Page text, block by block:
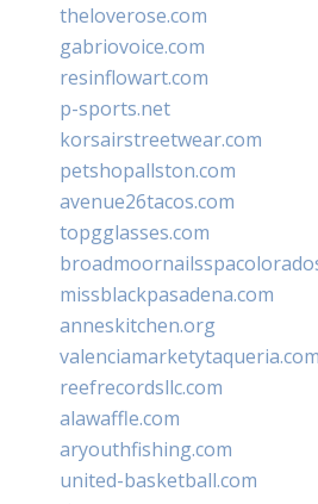
theloverose.com
gabriovoice.com
resinflowart.com
p-sports.net
korsairstreetwear.com
petshopallston.com
avenue26tacos.com
topgglasses.com
missblackpasadena.com
anneskitchen.org
valenciamarketytaqueria.com
reefrecordsllc.com
alawaffle.com
aryouthfishing.com
united-basketball.com